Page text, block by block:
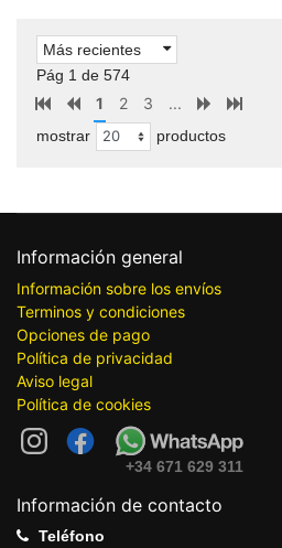
Más recientes
Pág 1 de 574
1 2 3 ...
mostrar productos
Información general
Información sobre los envíos
Terminos y condiciones
Opciones de pago
Política de privacidad
Aviso legal
Política de cookies
+34 671 629 311
Información de contacto
Teléfono